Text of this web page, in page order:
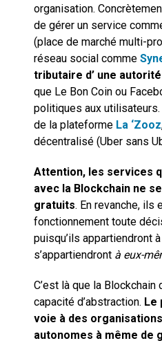
organisation.
de gérer un service
(place de marché multi-
réseau social comme
tributaire d’ une
que Le Bon Coin ou
politiques aux utilisateurs.
de la plateforme La ‘Zooz
décentralisé (Uber sans
Attention, les services
avec la Blockchain ne
gratuits. En revanche, ils
fonctionnement toute
puisqu’ils appartiendront
s’appartiendront à eux-
C’est là que la Blockchain
capacité d’abstraction. Le
voie à des
autonomes à même de